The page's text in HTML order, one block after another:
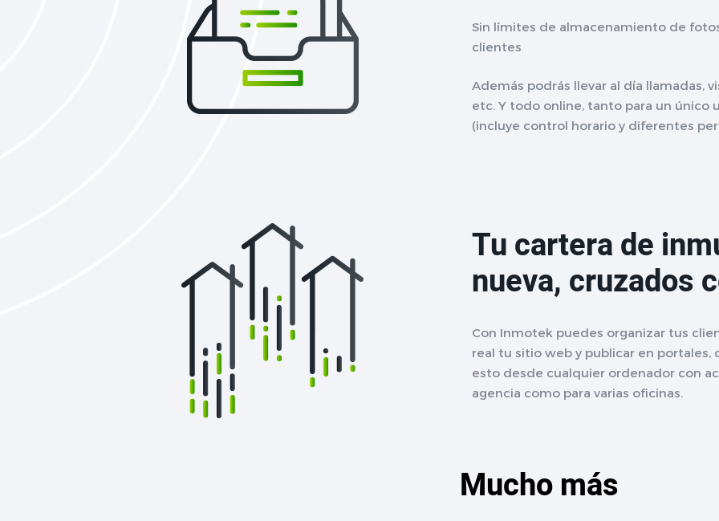
Sin límites de almacenamiento de
clientes
Además podrás llevar al día llamadas,
etc. Y todo online, tanto para un único
(incluye control horario y diferentes
Tu cartera de
nueva, cruzados
Con Inmotek puedes organizar tus
real tu sitio web y publicar en
esto desde cualquier ordenador con
agencia como para varias oficinas.
Mucho más